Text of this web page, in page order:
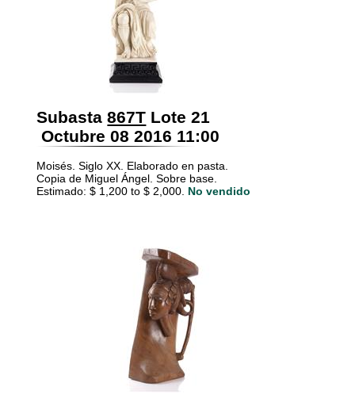
Subasta 867T Lote 21
Octubre 08 2016 11:00
Moisés. Siglo XX. Elaborado en pasta.
Copia de Miguel Ángel. Sobre base.
Estimado: $ 1,200 to $ 2,000. No vendido